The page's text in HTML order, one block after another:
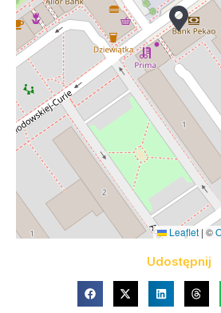
Leaflet | ©
Udostępnij